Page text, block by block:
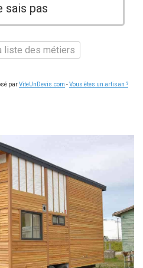
sais pas
liste des métiers
parViteUnDevis.com -Vous êtes un artisan ?